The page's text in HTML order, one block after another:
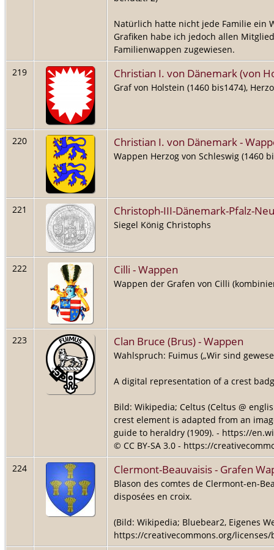
Natürlich hatte nicht jede Familie ein
Grafiken habe ich jedoch allen
Familienwappen zugewiesen.
219
Christian I. von Dänemark (von
Graf von Holstein (1460 bis1474),
220 Christian I. von Dänemark -
Wappen Herzog von Schleswig (1460
221 Christoph-III-Dänemark-Pfalz-
Siegel König Christophs
222 Cilli - Wappen
Wappen der Grafen von Cilli
223 Clan Bruce (Brus) - Wappen
Wahlspruch: Fuimus („Wir sind
A digital representation of a crest
Bild: Wikipedia; Celtus (Celtus @
crest element is adapted from an
guide to heraldry (1909). - https://
© CC BY-SA 3.0 - https://
224
Clermont-Beauvaisis - Grafen
Blason des comtes de Clermont-en-
disposées en croix.
(Bild: Wikipedia; Bluebear2, Eigenes
https://creativecommons.org/licenses/